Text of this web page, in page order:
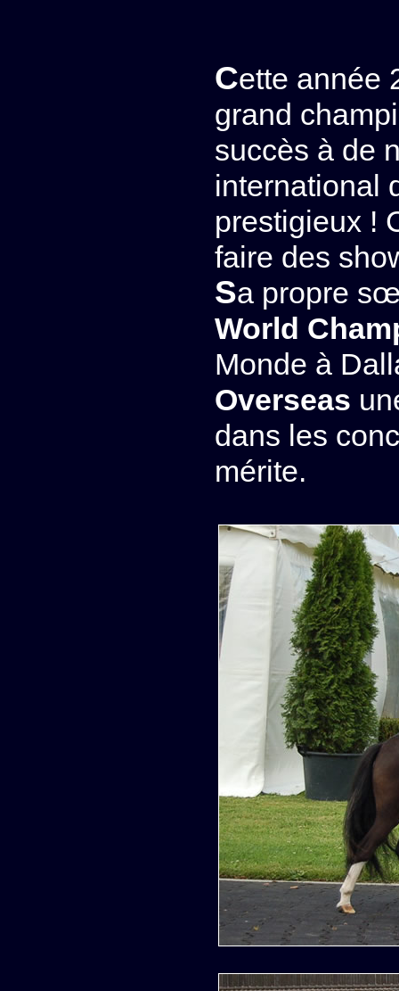
Cette
grand
succès à de
international
prestigieux !
faire des
Sa propre
World
Monde à
Overseas
dans les
mérite.